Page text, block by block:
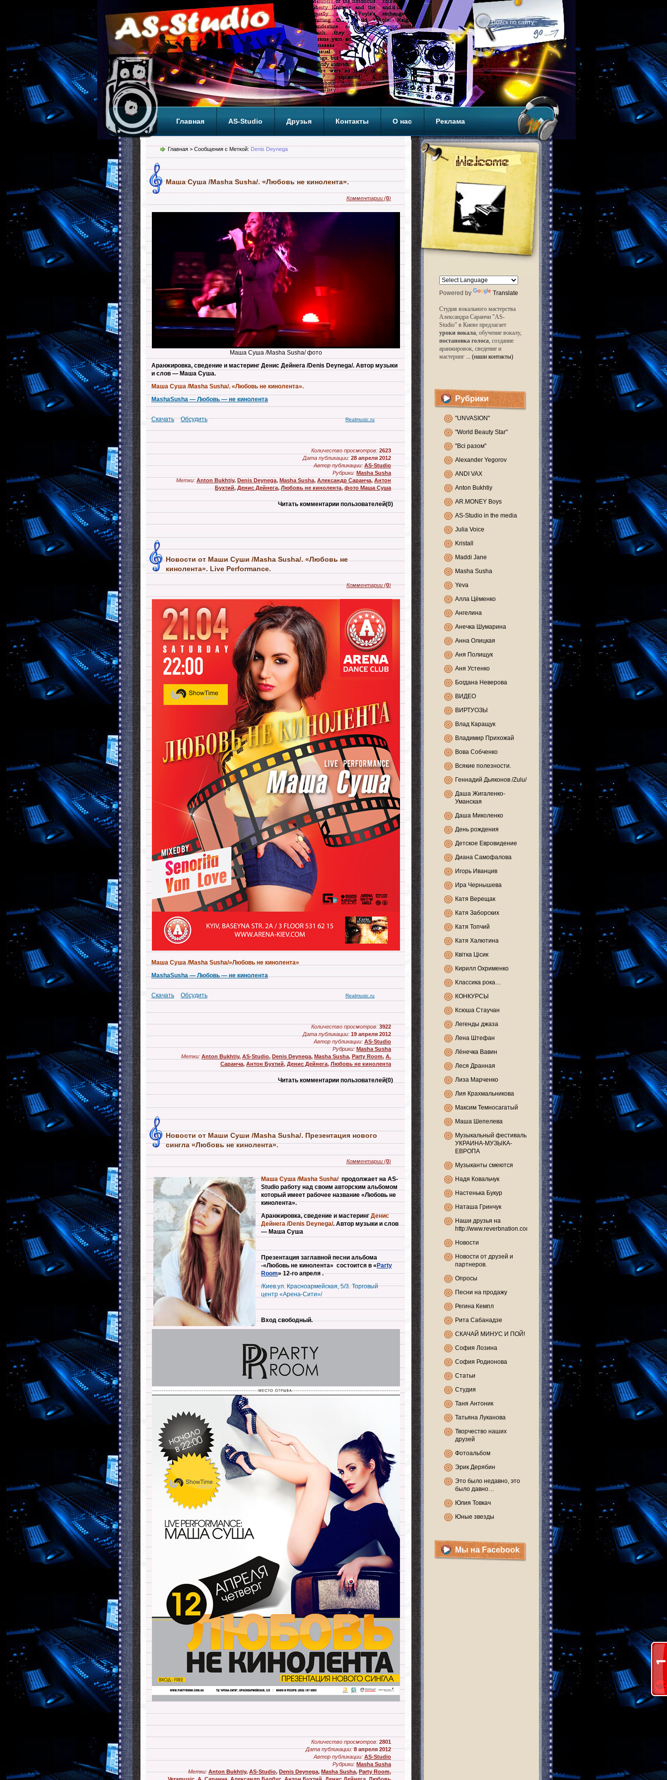
Главная AS-Studio Друзья Контакты О нас Реклама
Теги ТОП
Powered by Translate
Студия вокального мастерства
Александра Саранчи "AS-
Studio" в Киеве предлагает
уроки вокала, обучение вокалу,
постановка голоса, создание
аранжировок, сведение и
мастеринг ... (наши контакты)
Рубрики
"UNVASION"
"World Beauty Star"
"Всі разом"
Alexander Yegorov
ANDI VAX
Anton Bukhtiy
AR.MONEY Boys
AS-Studio in the media
Julia Voice
Kristall
Maddi Jane
Masha Susha
Yeva
Алла Цёменко
Ангелина
Анечка Шумарина
Анна Олицкая
Аня Полищук
Аня Устенко
Богдана Неверова
ВИДЕО
ВИРТУОЗЫ
Влад Каращук
Владимир Прихожай
Вова Собченко
Всякие полезности.
Геннадий Дьяконов /Zulu/
Даша Жигаленко-
Уманская
Даша Миколенко
День рождения
Детское Евровидение
Диана Самофалова
Игорь Иванцив
Ира Чернышева
Катя Верещак
Катя Заборских
Катя Топчий
Катя Халютина
Квітка Цісик
Кирилл Охрименко
Классика рока…
КОНКУРСЫ
Ксюша Стаучан
Легенды джаза
Лена Штефан
Лёнечка Вавин
Леся Дранная
Лиза Марченко
Лия Крахмальникова
Максим Темносагатый
Маша Шепелева
Музыкальный фестиваль
УКРАИНА-МУЗЫКА-
ЕВРОПА
Музыканты смеются
Надя Ковальчук
Настенька Букур
Наташа Гринчук
Наши друзья на
http://www.reverbnation.com
Новости
Новости от друзей и
партнеров.
Опросы
Песни на продажу
Регина Кемпл
Рита Сабанадзе
СКАЧАЙ МИНУС И ПОЙ!
София Лозина
София Родионова
Статьи
Студия
Таня Антоник
Татьяна Луканова
Творчество наших
друзей
Фотоальбом
Эрик Дерябин
Это было недавно, это
было давно…
Юлия Товкач
Юные звезды
Мы на Facebook
Главная > Сообщения с Меткой: Denis Deynega
Маша Суша /Masha Susha/. «Любовь не кинолента».
Комментарии (0)
Маша Суша /Masha Susha/ фото
Аранжировка, сведение и мастеринг Денис Дейнега /Denis Deynega/. Автор музыки
и слов — Маша Суша.
Маша Суша /Masha Susha/. «Любовь не кинолента».
MashaSusha — Любовь — не кинолента
Скачать Обсудить Realmusic.ru
Количество просмотров: 2623
Дата публикации: 28 апреля 2012
Автор публикации: AS-Studio
Рубрики: Masha Susha
Метки: Anton Bukhtiy, Denis Deynega, Masha Susha, Александр Саранча, Антон
Бухтий,Денис Дейнега,Любовь не кинолента,фото Маша Суша
Читать комментарии пользователей(0)
Новости от Маши Суши /Masha Susha/. «Любовь не
кинолента». Live Performance.
Комментарии (0)
Маша Суша /Masha Susha/»Любовь не кинолента»
MashaSusha — Любовь — не кинолента
Скачать Обсудить Realmusic.ru
Количество просмотров: 3922
Дата публикации: 19 апреля 2012
Автор публикации: AS-Studio
Рубрики: Masha Susha
Метки: Anton Bukhtiy, AS-Studio, Denis Deynega, Masha Susha, Party Room, А.
Саранча, Антон Бухтий, Денис Дейнега, Любовь не кинолента
Читать комментарии пользователей(0)
Новости от Маши Суши /Masha Susha/. Презентация нового
сингла «Любовь не кинолента».
Комментарии (0)
Маша Суша /Masha Susha/продолжает на AS-
Studio работу над своим авторским альбомом
который имеет рабочее название «Любовь не
кинолента».
Аранжировка, сведение и мастерингДенис
Дейнега /Denis Deynega/. Автор музыки и слов
— Маша Суша
Презентация заглавной песни альбома
-«Любовь не кинолента» состоится в « Party
Room»12-го апреля.
/Киев.ул. Красноармейская, 5/3. Торговый
центр «Арена-Сити»/
Вход свободный.
Количество просмотров: 2801
Дата публикации: 8 апреля 2012
Автор публикации: AS-Studio
Рубрики: Masha Susha
Метки: Anton Bukhtiy,AS-Studio,Denis Deynega,Masha Susha,Party Room,